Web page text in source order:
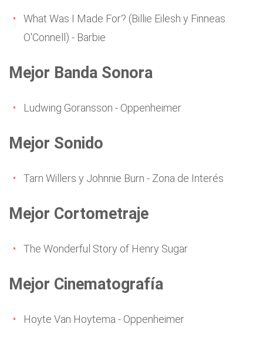
What Was I Made For? (Billie Eilesh y Finneas
O'Connell) - Barbie
Mejor Banda Sonora
Ludwing Goransson - Oppenheimer
Mejor Sonido
Tarn Willers y Johnnie Burn - Zona de Interés
Mejor Cortometraje
The Wonderful Story of Henry Sugar
Mejor Cinematografía
Hoyte Van Hoytema - Oppenheimer